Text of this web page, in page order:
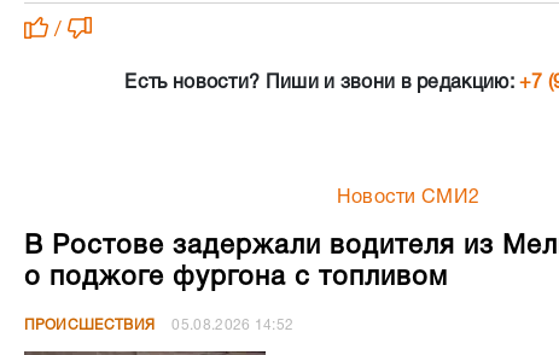
/
Есть новости? Пиши и звони в редакцию:+7
Новости СМИ2
В Ростове задержали водителя из
о поджоге фургона с топливом
ПРОИСШЕСТВИЯ 05.08.2026 14:52